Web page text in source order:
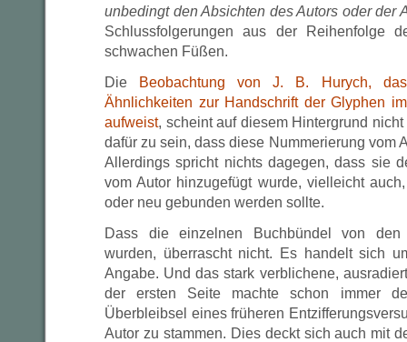
unbedingt den Absichten des Autors oder der
Schlussfolgerungen aus der Reihenfolge
schwachen Füßen.
Die
Beobachtung von J. B. Hurych,
Ähnlichkeiten zur Handschrift der Glyphen
aufweist, scheint auf diesem Hintergrund
dafür zu sein, dass diese Nummerierung vom
Allerdings spricht nichts dagegen, dass sie
vom Autor hinzugefügt wurde, vielleicht
oder neu gebunden werden sollte.
Dass die einzelnen Buchbündel von den
wurden, überrascht nicht. Es handelt sich
Angabe. Und das stark verblichene,
der ersten Seite machte schon immer
Überbleibsel eines früheren
Autor zu stammen. Dies deckt sich auch mit